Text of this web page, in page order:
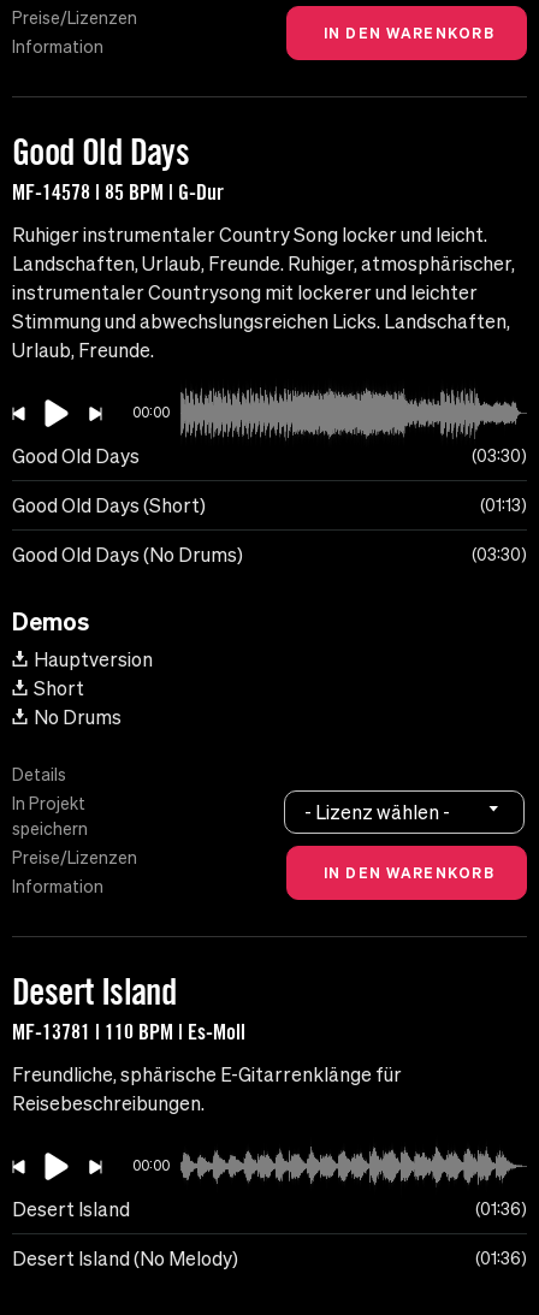
Preise/Lizenzen
Information
Good Old Days
MF-14578 | 85 BPM | G-Dur
Ruhiger instrumentaler Country Song locker und leicht.
Landschaften, Urlaub, Freunde. Ruhiger, atmosphärischer,
instrumentaler Countrysong mit lockerer und leichter
Stimmung und abwechslungsreichen Licks. Landschaften,
Urlaub, Freunde.
00:00
Good Old Days 03:30
Good Old Days (Short) 01:13
Good Old Days (No Drums) 03:30
Demos
Hauptversion
Short
No Drums
Details
In Projekt
speichern
Preise/Lizenzen
Information
- Lizenz wählen -
Desert Island
MF-13781 | 110 BPM | Es-Moll
Freundliche, sphärische E-Gitarrenklänge für
Reisebeschreibungen.
00:00
Desert Island 01:36
Desert Island (No Melody) 01:36